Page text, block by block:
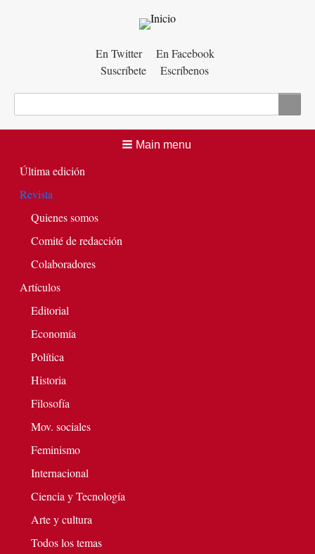
En Twitter
En Facebook
Suscríbete
Escríbenos
Main menu
Última edición
Revista
Quienes somos
Comité de redacción
Colaboradores
Artículos
Editorial
Economía
Política
Historia
Filosofía
Mov. sociales
Feminismo
Internacional
Ciencia y Tecnología
Arte y cultura
Todos los temas